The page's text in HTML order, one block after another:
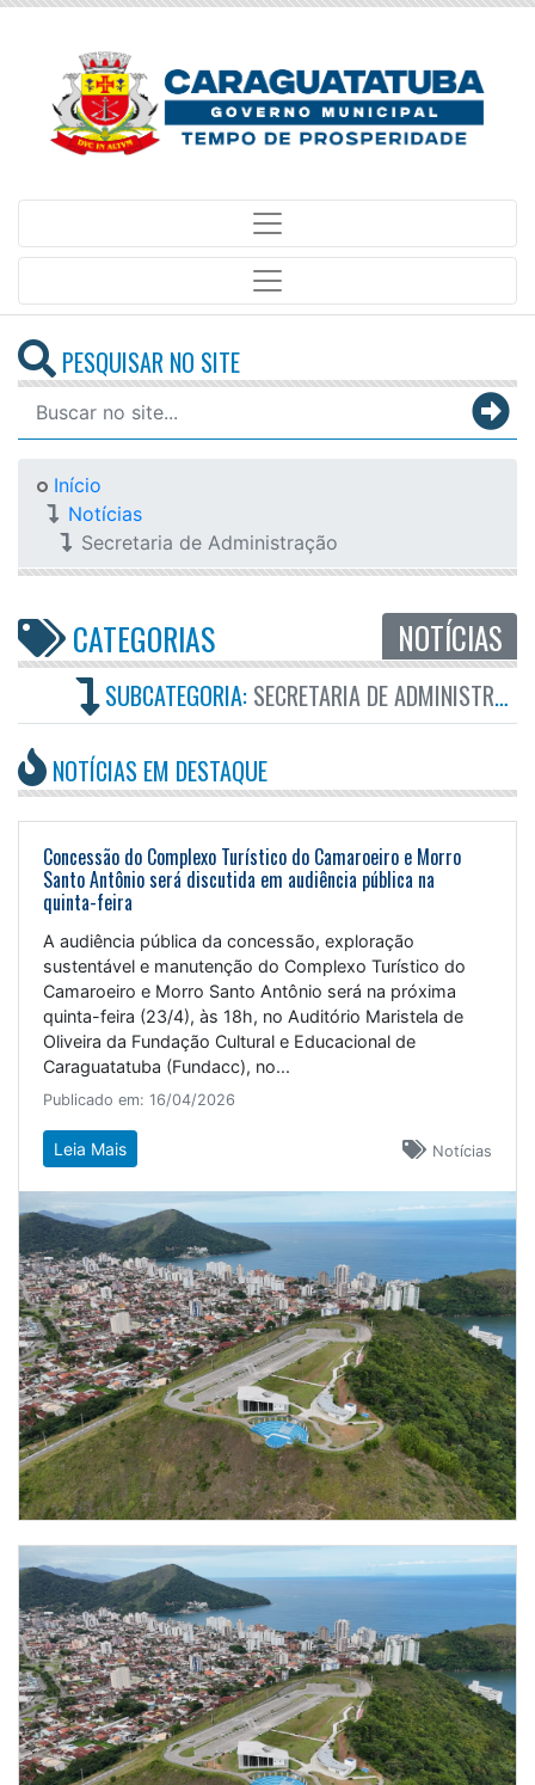
PESQUISAR NO SITE
Início
Notícias
Secretaria de Administração
CATEGORIAS NOTÍCIAS
SUBCATEGORIA: SECRETARIA DE ADMINISTRAÇÃO
NOTÍCIAS EM DESTAQUE
Concessão do Complexo Turístico do Camaroeiro e Morro
Santo Antônio será discutida em audiência pública na
quinta-feira
A audiência pública da concessão, exploração
sustentável e manutenção do Complexo Turístico do
Camaroeiro e Morro Santo Antônio será na próxima
quinta-feira (23/4), às 18h, no Auditório Maristela de
Oliveira da Fundação Cultural e Educacional de
Caraguatatuba (Fundacc), no...
Publicado em: 16/04/2026
Notícias
Leia Mais